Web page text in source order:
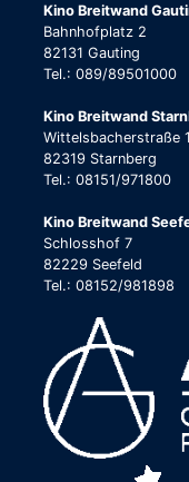
Kino Breitwand
Bahnhofplatz 2
82131 Gauting
Tel.: 089/89501000
Kino Breitwand
Wittelsbacherstraße
82319 Starnberg
Tel.: 08151/971800
Kino Breitwand
Schlosshof 7
82229 Seefeld
Tel.: 08152/981898